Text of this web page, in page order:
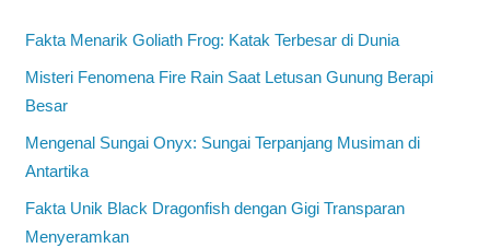
Fakta Menarik Goliath Frog: Katak Terbesar di Dunia
Misteri Fenomena Fire Rain Saat Letusan Gunung Berapi
Besar
Mengenal Sungai Onyx: Sungai Terpanjang Musiman di
Antartika
Fakta Unik Black Dragonfish dengan Gigi Transparan
Menyeramkan